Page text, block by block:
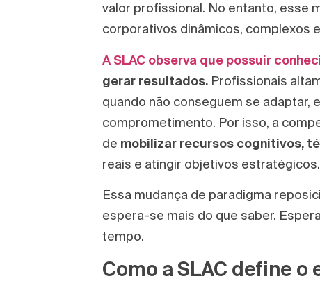
valor profissional. No entanto, esse
corporativos dinâmicos, complexos
A SLAC observa que possuir
gerar resultados. Profissionais
quando não conseguem se
comprometimento. Por isso, a
de mobilizar recursos cognitivos,
reais e atingir objetivos estratégicos.
Essa mudança de paradigma
espera-se mais do que saber.
tempo.
Como a SLAC define